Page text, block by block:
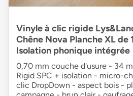
Vinyle à clic rigide
Chêne Nova Planche XL de
Isolation phonique intégrée
0,70 mm couche d'usure - 34
Rigid SPC + isolation - micro-
clic DropDown - aspect bois -